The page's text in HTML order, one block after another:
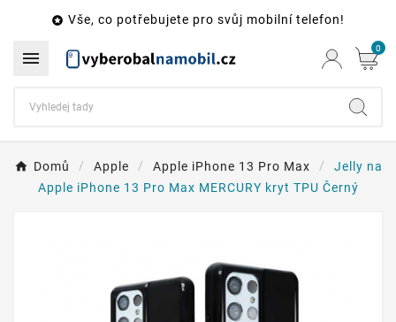
 Vše, co potřebujete pro svůj mobilní telefon!
 0
Domů Apple Apple iPhone 13 Pro Max
Jelly na
Apple iPhone 13 Pro Max MERCURY kryt TPU Černý